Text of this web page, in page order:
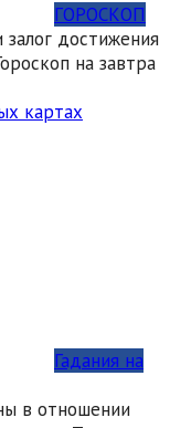
ГОРОСКОП
достижения
на завтра
картах
Гадания на
в отношении